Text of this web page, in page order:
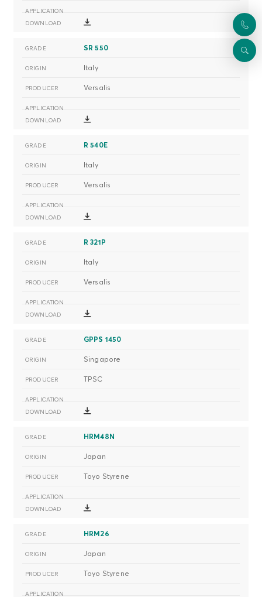
SR 550
Italy
Versalis
R 540E
Italy
Versalis
R 321P
Italy
Versalis
GPPS 1450
Singapore
TPSC
HRM48N
Japan
Toyo Styrene
HRM26
Japan
Toyo Styrene